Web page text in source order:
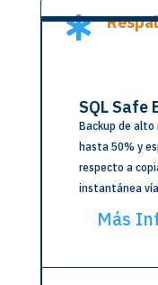

SQL Safe
Backup de
hasta 50% y
respecto a
instantánea
Más